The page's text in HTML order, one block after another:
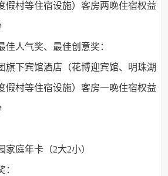
假村等住宿设施）客房两晚住宿权益
人气奖、最佳创意奖：
下宾馆酒店（花博迎宾馆、明珠湖
假村等住宿设施）客房一晚住宿权益
庭年卡（2大2小）